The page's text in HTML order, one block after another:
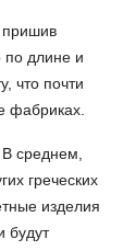
пришив
по длине и
что почти
фабриках.
среднем,
греческих
изделия
будут